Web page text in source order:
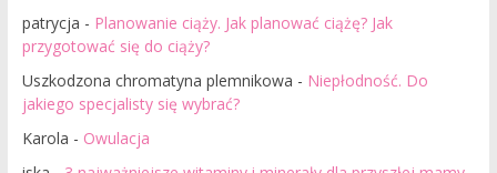
patrycja - Planowanie ciąży. Jak planować ciążę? Jak
przygotować się do ciąży?
Uszkodzona chromatyna plemnikowa - Niepłodność. Do
jakiego specjalisty się wybrać?
Karola - Owulacja